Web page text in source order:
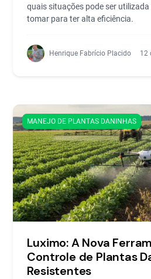
quais situações pode ser
tomar para ter alta eficiência.
Henrique Fabrício Placido 12
MANEJO DE PLANTAS DANINHAS
Luximo: A Nova
Controle de Plantas
Resistentes